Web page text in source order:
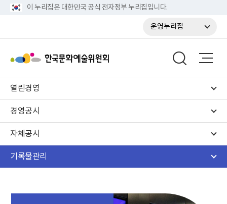
이 누리집은 대한민국 공식 전자정부 누리집입니다.
운영누리집
열린경영
경영공시
자체공시
기록물관리